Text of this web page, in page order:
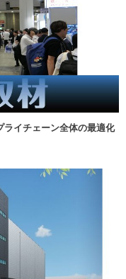
ライチェーン全体の最適化